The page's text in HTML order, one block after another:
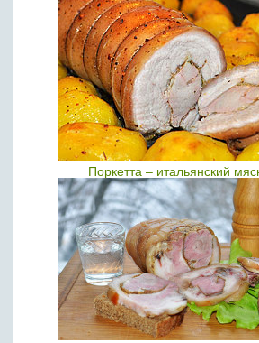
Поркетта – итальянский